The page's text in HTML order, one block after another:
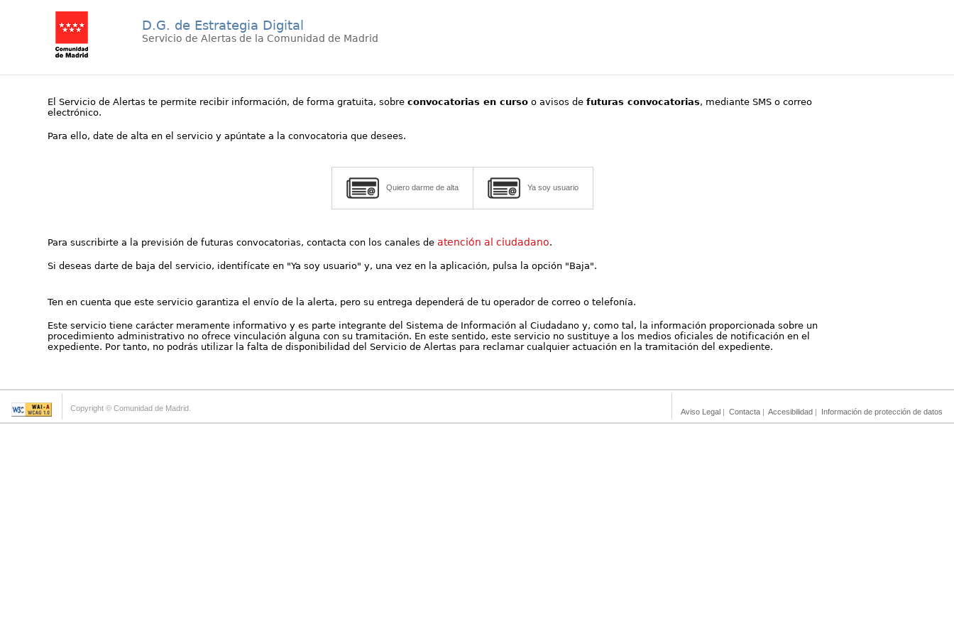
D.G. de Estrategia Digital
Servicio de Alertas de la Comunidad de Madrid
El Servicio de Alertas te permite recibir información, de forma gratuita, sobreconvocatorias en curso o avisos defuturas convocatorias, mediante SMS o correo
electrónico.
Para ello, date de alta en el servicio y apúntate a la convocatoria que desees.
Quiero darme de alta Ya soy usuario
Para suscribirte a la previsión de futuras convocatorias, contacta con los canales deatención al ciudadano.
Si deseas darte de baja del servicio, identifícate en "Ya soy usuario" y, una vez en la aplicación, pulsa la opción "Baja".
Ten en cuenta que este servicio garantiza el envío de la alerta, pero su entrega dependerá de tu operador de correo o telefonía.
Este servicio tiene carácter meramente informativo y es parte integrante del Sistema de Información al Ciudadano y, como tal, la información proporcionada sobre un
procedimiento administrativo no ofrece vinculación alguna con su tramitación. En este sentido, este servicio no sustituye a los medios oficiales de notificación en el
expediente. Por tanto, no podrás utilizar la falta de disponibilidad del Servicio de Alertas para reclamar cualquier actuación en la tramitación del expediente.
Copyright © Comunidad de Madrid. Aviso Legal | Contacta | Accesibilidad | Información de protección de datos